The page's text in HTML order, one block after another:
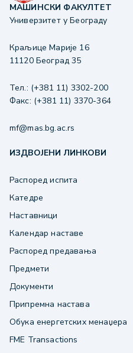
МАШИНСКИ ФАКУЛТЕТ
Универзитет у Београду
Краљице Марије 16
11120 Београд 35
Тел.: (+381 11) 3302-200
Факс: (+381 11) 3370-364
mf@mas.bg.ac.rs
ИЗДВОЈЕНИ ЛИНКОВИ
Распоред испита
Катедре
Наставници
Календар наставе
Распоред предавања
Предмети
Документи
Припремна настава
Обука енергетских менаџера
FME Transactions